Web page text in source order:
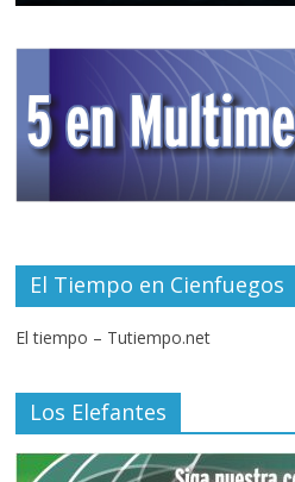
El Tiempo en Cienfuegos
El tiempo – Tutiempo.net
Los Elefantes